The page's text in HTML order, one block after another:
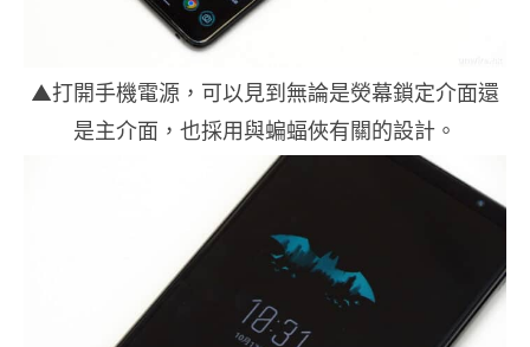
▲打開手機電源，可以見到無論是熒幕鎖定介面還
是主介面，也採用與蝙蝠俠有關的設計。